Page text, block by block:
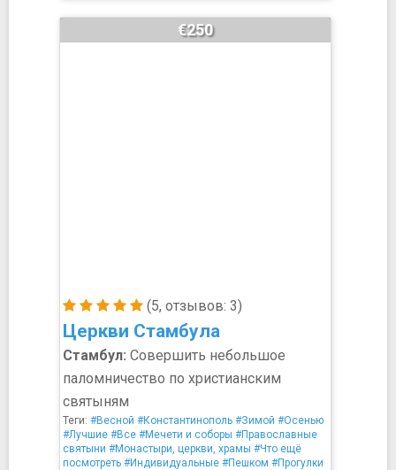
(5, отзывов: 3)
Церкви Стамбула
€250
Стамбул: Совершить небольшое
паломничество по христианским
святыням
Теги: #Весной #Константинополь #Зимой #Осенью
#Лучшие #Все #Мечети и соборы #Православные
святыни #Монастыри, церкви, храмы #Что ещё
посмотреть #Индивидуальные #Пешком #Прогулки